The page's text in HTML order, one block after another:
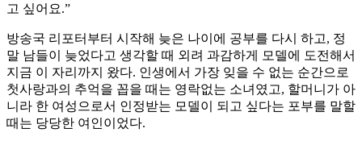
고 싶어요.”
방송국 리포터부터 시작해 늦은 나이에 공부를 다시 하고, 정
말 남들이 늦었다고 생각할 때 외려 과감하게 모델에 도전해서
지금 이 자리까지 왔다. 인생에서 가장 잊을 수 없는 순간으로
첫사랑과의 추억을 꼽을 때는 영락없는 소녀였고, 할머니가 아
니라 한 여성으로서 인정받는 모델이 되고 싶다는 포부를 말할
때는 당당한 여인이었다.